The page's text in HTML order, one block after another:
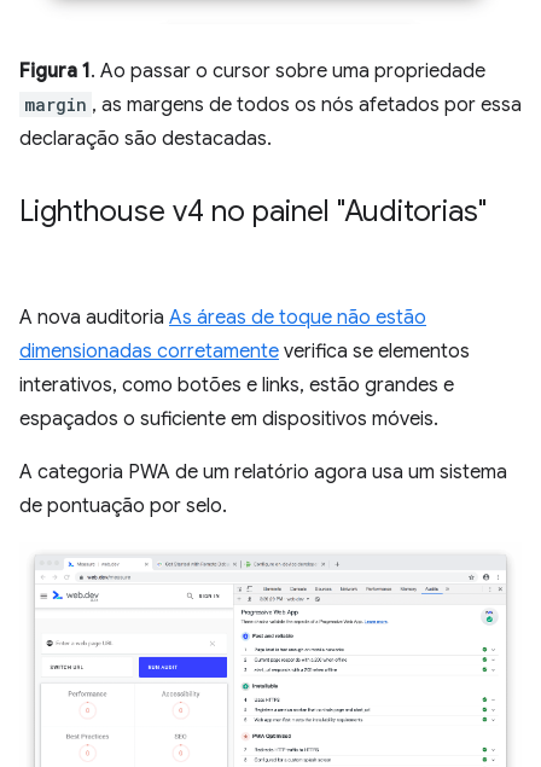
Figura 1. Ao passar o cursor sobre uma propriedade
margin , as margens de todos os nós afetados por essa
declaração são destacadas.
Lighthouse v4 no painel "Auditorias"
A nova auditoria As áreas de toque não estão
dimensionadas corretamente verifica se elementos
interativos, como botões e links, estão grandes e
espaçados o suficiente em dispositivos móveis.
A categoria PWA de um relatório agora usa um sistema
de pontuação por selo.